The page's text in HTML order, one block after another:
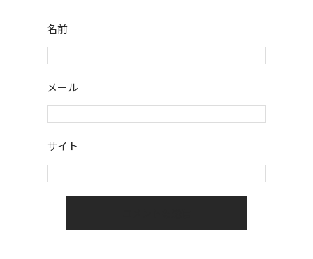
名前
メール
サイト